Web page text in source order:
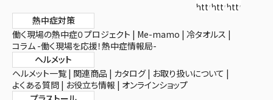
https://https://https://
熱中症対策
働く現場の熱中症０プロジェクト
Me-mamo 冷タオルス
コラム -働く現場を応援！熱中症情報局-
ヘルメット
ヘルメット一覧 関連商品 カタログ
お取り扱いについて
よくある質問
お役立ち情報
オンラインショップ